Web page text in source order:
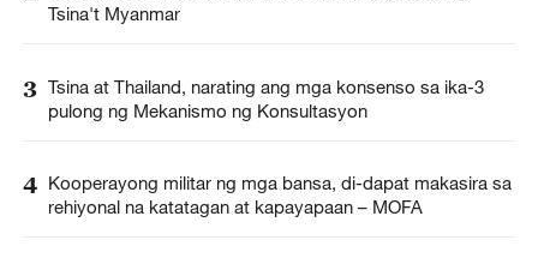
Tsina't Myanmar
3 Tsina at Thailand, narating ang mga konsenso sa ika-3
pulong ng Mekanismo ng Konsultasyon
4 Kooperayong militar ng mga bansa, di-dapat makasira sa
rehiyonal na katatagan at kapayapaan – MOFA